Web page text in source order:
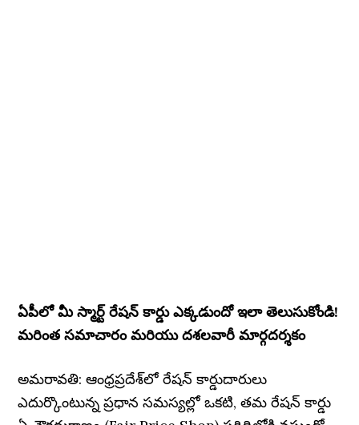
ఏపీలో మీ స్మార్ట్ రేషన్ కార్డు ఎక్కడుందో ఇలా తెలుసుకోండి!
మరింత సమాచారం మరియు దశలవారీ మార్గదర్శకం
అమరావతి: ఆంధ్రప్రదేశ్‌లో రేషన్ కార్డుదారులు
ఎదుర్కొంటున్న ప్రధాన సమస్యల్లో ఒకటి, తమ రేషన్ కార్డు